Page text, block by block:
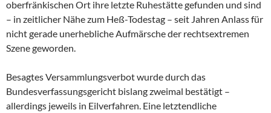
oberfränkischen Ort ihre letzte Ruhestätte gefunden und sind
– in zeitlicher Nähe zum Heß-Todestag – seit Jahren Anlass für
nicht gerade unerhebliche Aufmärsche der rechtsextremen
Szene geworden.
Besagtes Versammlungsverbot wurde durch das
Bundesverfassungsgericht bislang zweimal bestätigt –
allerdings jeweils in Eilverfahren. Eine letztendliche